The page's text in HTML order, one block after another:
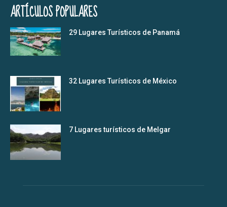
ARTÍCULOS POPULARES
29 Lugares Turísticos de Panamá
32 Lugares Turísticos de México
7 Lugares turísticos de Melgar